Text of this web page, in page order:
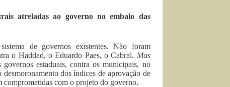
atreladas ao governo no embalo das
de governos existentes. Não foram
o Haddad, o Eduardo Paes, o Cabral. Mas
estaduais, contra os municipais, no
dos índices de aprovação de
comprometidas com o projeto do governo.